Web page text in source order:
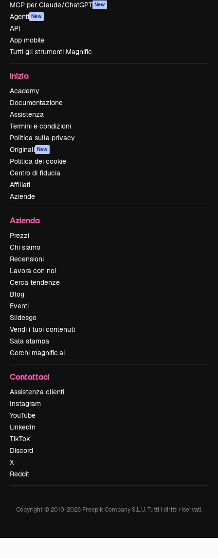
MCP per Claude/ChatGPT New
Agenti New
API
App mobile
Tutti gli strumenti Magnific
Inizia
Academy
Documentazione
Assistenza
Termini e condizioni
Politica sulla privacy
Originali New
Politica dei cookie
Centro di fiducia
Affiliati
Aziende
Azienda
Prezzi
Chi siamo
Recensioni
Lavora con noi
Cerca tendenze
Blog
Eventi
Slidesgo
Vendi i tuoi contenuti
Sala stampa
Cerchi magnific.ai
Contattaci
Assistenza clienti
Instagram
YouTube
LinkedIn
TikTok
Discord
X
Reddit
Copyright © 2010-2026Freepik Company S.L.U. Tutti i diritti riservati.